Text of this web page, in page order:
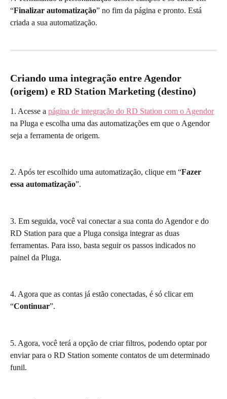
“Finalizar automatização” no fim da página e pronto. Está
criada a sua automatização.
Criando uma integração entre Agendor
(origem) e RD Station Marketing (destino)
1. Acesse a página de integração do RD Station com o Agendor
na Pluga e escolha uma das automatizações em que o Agendor
seja a ferramenta de origem.
2. Após ter escolhido uma automatização, clique em “Fazer
essa automatização”.
3. Em seguida, você vai conectar a sua conta do Agendor e do
RD Station para que a Pluga consiga integrar as duas
ferramentas. Para isso, basta seguir os passos indicados no
painel da Pluga.
4. Agora que as contas já estão conectadas, é só clicar em
“Continuar”.
5. Agora, você terá a opção de criar filtros, podendo optar por
enviar para o RD Station somente contatos de um determinado
funil.